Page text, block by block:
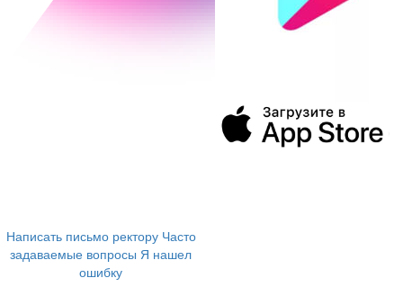
Написать письмо ректору Часто
задаваемые вопросы Я нашел
ошибку